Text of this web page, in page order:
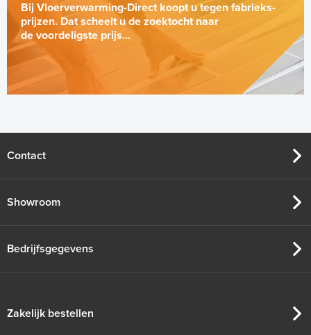
Bij Vloerverwarming-Direct koopt u tegen fabrieks-
prijzen. Dat scheelt u de zoektocht naar
de voordeligste prijs...
Contact
Showroom
Bedrijfsgegevens
Zakelijk bestellen